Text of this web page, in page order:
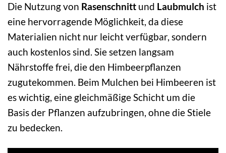
Die Nutzung von Rasenschnitt und Laubmulch ist
eine hervorragende Möglichkeit, da diese
Materialien nicht nur leicht verfügbar, sondern
auch kostenlos sind. Sie setzen langsam
Nährstoffe frei, die den Himbeerpflanzen
zugutekommen. Beim Mulchen bei Himbeeren ist
es wichtig, eine gleichmäßige Schicht um die
Basis der Pflanzen aufzubringen, ohne die Stiele
zu bedecken.